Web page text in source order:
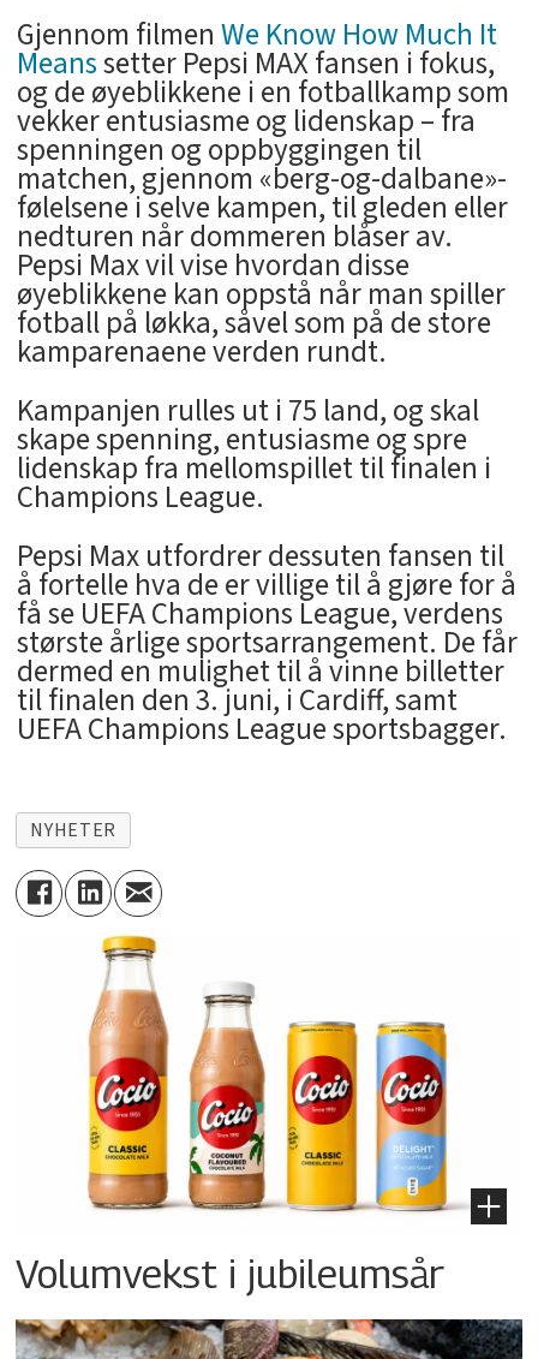
Gjennom filmenWe Know How Much It
Meanssetter Pepsi MAX fansen i fokus,
og de øyeblikkene i en fotballkamp som
vekker entusiasme og lidenskap – fra
spenningen og oppbyggingen til
matchen, gjennom «berg-og-dalbane»-
følelsene i selve kampen, til gleden eller
nedturen når dommeren blåser av.
Pepsi Max vil vise hvordan disse
øyeblikkene kan oppstå når man spiller
fotball på løkka, såvel som på de store
kamparenaene verden rundt.
Kampanjen rulles ut i 75 land, og skal
skape spenning, entusiasme og spre
lidenskap fra mellomspillet til finalen i
Champions League.
Pepsi Max utfordrer dessuten fansen til
å fortelle hva de er villige til å gjøre for å
få se UEFA Champions League, verdens
største årlige sportsarrangement. De får
dermed en mulighet til å vinne billetter
til finalen den 3. juni, i Cardiff, samt
UEFA Champions League sportsbagger.
NYHETER
Volumvekst i jubileumsår